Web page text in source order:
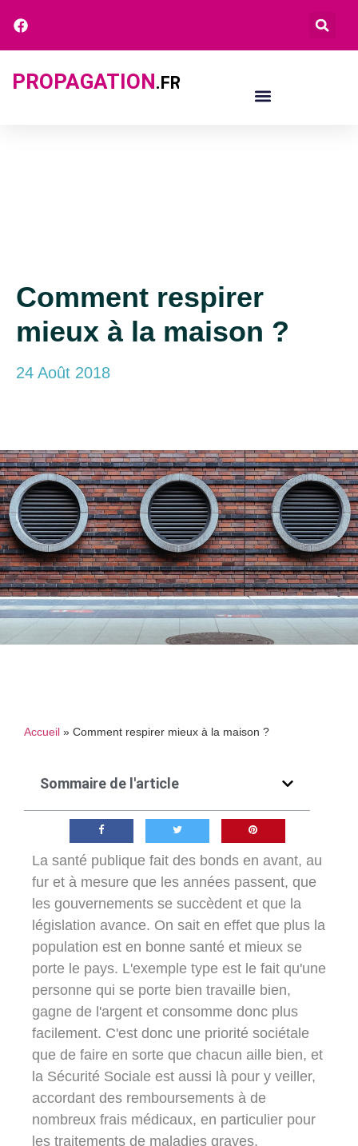
PROPAGATION.FR
Comment respirer
mieux à la maison ?
24 Août 2018
Accueil » Comment respirer mieux à la maison ?
Sommaire de l'article
La santé publique fait des bonds en avant, au
fur et à mesure que les années passent, que
les gouvernements se succèdent et que la
législation avance. On sait en effet que plus la
population est en bonne santé et mieux se
porte le pays. L'exemple type est le fait qu'une
personne qui se porte bien travaille bien,
gagne de l'argent et consomme donc plus
facilement. C'est donc une priorité sociétale
que de faire en sorte que chacun aille bien, et
la Sécurité Sociale est aussi là pour y veiller,
accordant des remboursements à de
nombreux frais médicaux, en particulier pour
les traitements de maladies graves.